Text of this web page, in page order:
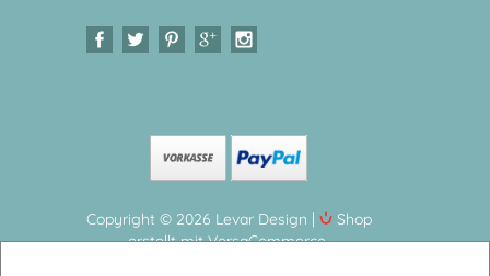
Copyright © 2026 Levar Design |
Shop
erstellt mit VersaCommerce.